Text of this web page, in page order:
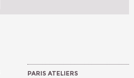
PARIS ATELIERS